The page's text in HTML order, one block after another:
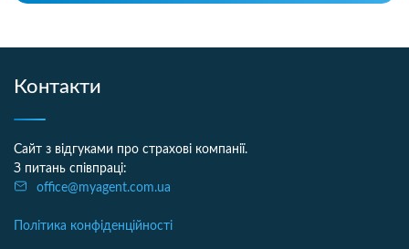
Контакти
Сайт з відгуками про страхові компанії.
З питань співпраці:
office@myagent.com.ua
Політика конфіденційності